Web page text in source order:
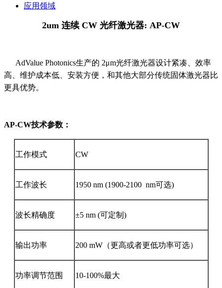
应用领域
2um 连续 CW 光纤激光器: AP-CW
AdValue Photonics生产的 2μm光纤激光器设计紧凑、效率
高、维护成本低、安装方便，和其他大部分传统固体激光器比
更具优势。
AP-CW技术参数：
工作模式 CW
工作波长 1950 nm (1900-2100 nm可选)
波长精确度 ±5 nm (可定制)
输出功率 200 mW（更高或者更低功率可选）
功率调节范围 10-100%最大